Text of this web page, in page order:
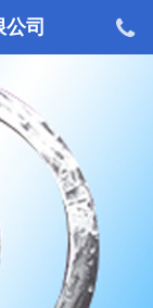
司